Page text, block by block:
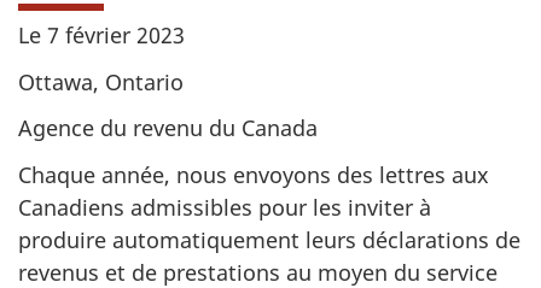
Le 7 février 2023
Ottawa, Ontario
Agence du revenu du Canada
Chaque année, nous envoyons des lettres aux
Canadiens admissibles pour les inviter à
produire automatiquement leurs déclarations de
revenus et de prestations au moyen du service